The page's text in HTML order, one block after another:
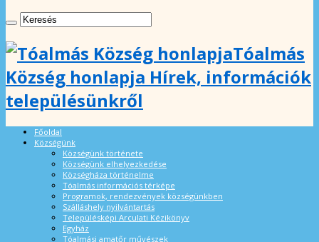
Tóalmás
Község honlapja Hírek, információk
településünkről
Főoldal
Községünk
Községünk története
Községünk elhelyezkedése
Községháza történelme
Tóalmás információs térképe
Programok, rendezvények községünkben
Szálláshely nyilvántartás
Településképi Arculati Kézikönyv
Egyház
Tóalmási amatőr művészek